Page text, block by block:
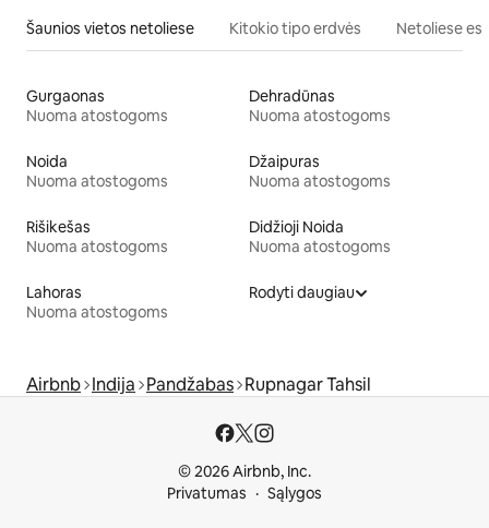
Šaunios vietos netoliese Kitokio tipo erdvės Netoliese
Gurgaonas
Nuoma atostogoms
Dehradūnas
Nuoma atostogoms
Noida
Nuoma atostogoms
Džaipuras
Nuoma atostogoms
Rišikešas
Nuoma atostogoms
Didžioji Noida
Nuoma atostogoms
Lahoras
Nuoma atostogoms
Rodyti daugiau
Airbnb Indija Pandžabas Rupnagar Tahsil
© 2026 Airbnb, Inc.
Privatumas
Sąlygos